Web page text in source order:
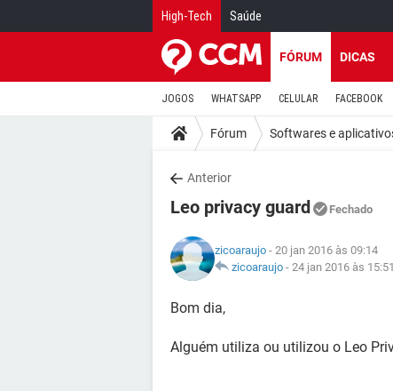
High-Tech Saúde
FÓRUM DICAS
JOGOS WHATSAPP CELULAR FACEBOOK
Fórum Softwares e
Anterior
Leo privacy guard Fechado
zicoaraujo - 20 jan 2016 às 09:14
zicoaraujo - 24 jan 2016 às 15:51
Bom dia,
Alguém utiliza ou utilizou o Leo